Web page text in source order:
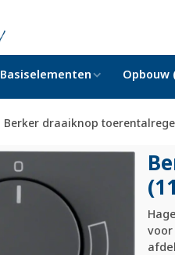
Basiselementen Opbouw
Berker draaiknop